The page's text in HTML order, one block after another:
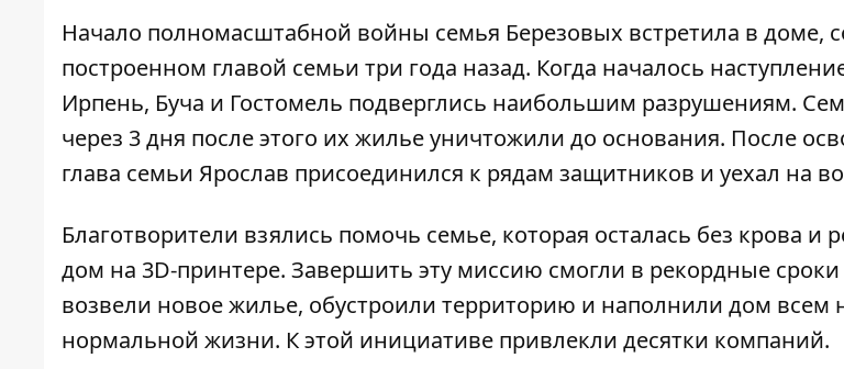
Начало полномасштабной войны семья Березовых встретила в доме,
построенном главой семьи три года назад. Когда началось
Ирпень, Буча и Гостомель подверглись наибольшим разрушениям.
через 3 дня после этого их жилье уничтожили до основания. После
глава семьи Ярослав присоединился к рядам защитников и уехал на
Благотворители взялись помочь семье, которая осталась без крова и
дом на 3D-принтере. Завершить эту миссию смогли в рекордные
возвели новое жилье, обустроили территорию и наполнили дом
нормальной жизни. К этой инициативе привлекли десятки компаний.